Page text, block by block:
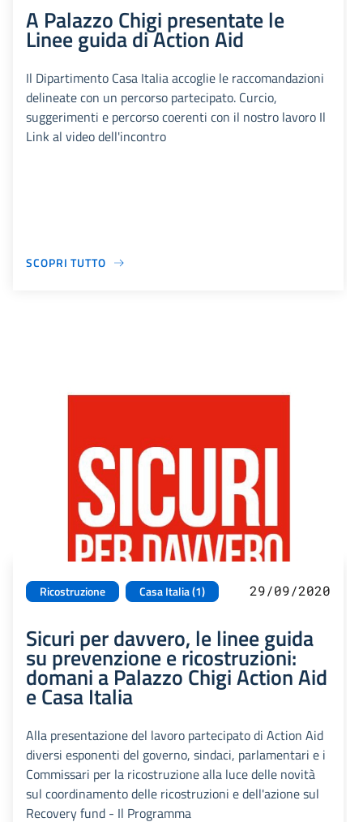
A Palazzo Chigi presentate le
Linee guida di Action Aid
Il Dipartimento Casa Italia accoglie le raccomandazioni
delineate con un percorso partecipato. Curcio,
suggerimenti e percorso coerenti con il nostro lavoro Il
Link al video dell'incontro
SCOPRI TUTTO
Ricostruzione Casa Italia (1) 29/09/2020
Sicuri per davvero, le linee guida
su prevenzione e ricostruzioni:
domani a Palazzo Chigi Action Aid
e Casa Italia
Alla presentazione del lavoro partecipato di Action Aid
diversi esponenti del governo, sindaci, parlamentari e i
Commissari per la ricostruzione alla luce delle novità
sul coordinamento delle ricostruzioni e dell'azione sul
Recovery fund - Il Programma